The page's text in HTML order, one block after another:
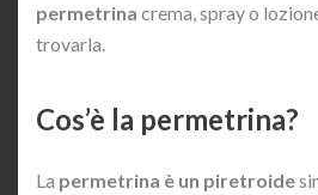
permetrina crema, spray o
trovarla.
Cos’è la permetrina?
La permetrina è un piretroide